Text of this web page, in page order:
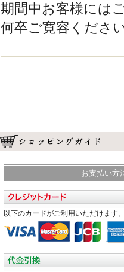
期間中お客様には
何卒ご寛容くださ
お支払い方
以下のカードがご利用いただけます